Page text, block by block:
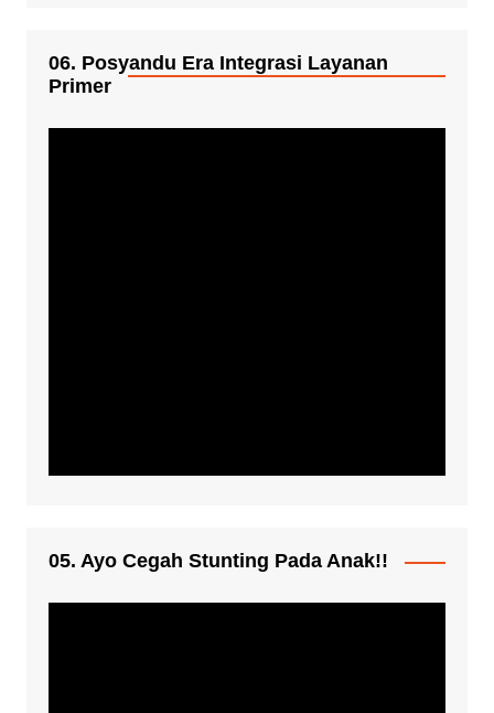
06. Posyandu Era Integrasi Layanan
Primer
05. Ayo Cegah Stunting Pada Anak!!